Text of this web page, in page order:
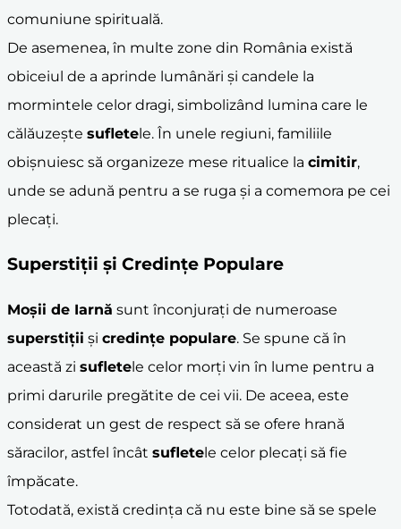
comuniune spirituală.
De asemenea, în multe zone din România există
obiceiul de a aprinde lumânări și candele la
mormintele celor dragi, simbolizând lumina care le
călăuzește sufletele. În unele regiuni, familiile
obișnuiesc să organizeze mese ritualice la cimitir,
unde se adună pentru a se ruga și a comemora pe cei
plecați.
Superstiții și Credințe Populare
Moșii de Iarnă sunt înconjurați de numeroase
superstiții și credințe populare. Se spune că în
această zi suflete le celor morți vin în lume pentru a
primi darurile pregătite de cei vii. De aceea, este
considerat un gest de respect să se ofere hrană
săracilor, astfel încât suflete le celor plecați să fie
împăcate.
Totodată, există credința că nu este bine să se spele